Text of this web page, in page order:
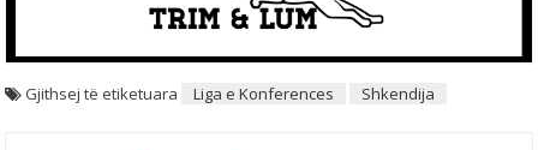
Gjithsej të etiketuara Liga e Konferences Shkendija